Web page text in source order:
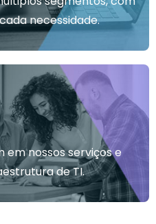
necessidade.
em nossos serviços e
de TI.